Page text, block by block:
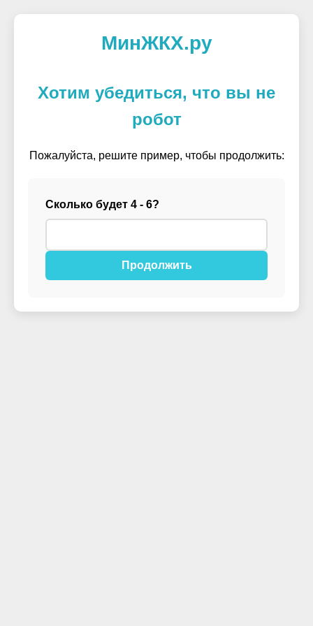
МинЖКХ.ру
Хотим убедиться, что вы не
робот
Пожалуйста, решите пример, чтобы продолжить:
Сколько будет 4 - 6?
Продолжить